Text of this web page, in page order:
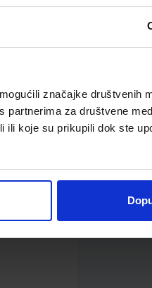
značajke društvenih
partnerima za društvene
ili koje su prikupili dok ste
P220DH/
FR320/